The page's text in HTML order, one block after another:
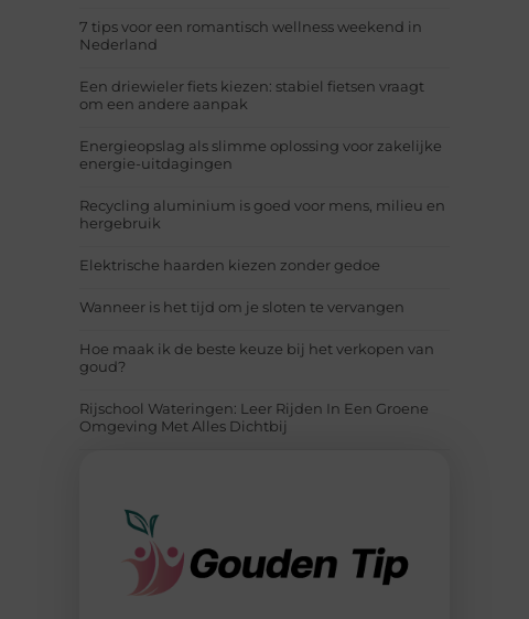
7 tips voor een romantisch wellness weekend in
Nederland
Een driewieler fiets kiezen: stabiel fietsen vraagt
om een andere aanpak
Energieopslag als slimme oplossing voor zakelijke
energie-uitdagingen
Recycling aluminium is goed voor mens, milieu en
hergebruik
Elektrische haarden kiezen zonder gedoe
Wanneer is het tijd om je sloten te vervangen
Hoe maak ik de beste keuze bij het verkopen van
goud?
Rijschool Wateringen: Leer Rijden In Een Groene
Omgeving Met Alles Dichtbij